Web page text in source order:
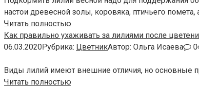
настои древесной золы, коровяка, птичьего
Читать полностью
Как правильно ухаживать за лилиями после
06.03.2020Рубрика: ЦветникАвтор: Ольга Исаева 0
Виды лилий имеют внешние отличия, но основные
Читать полностью